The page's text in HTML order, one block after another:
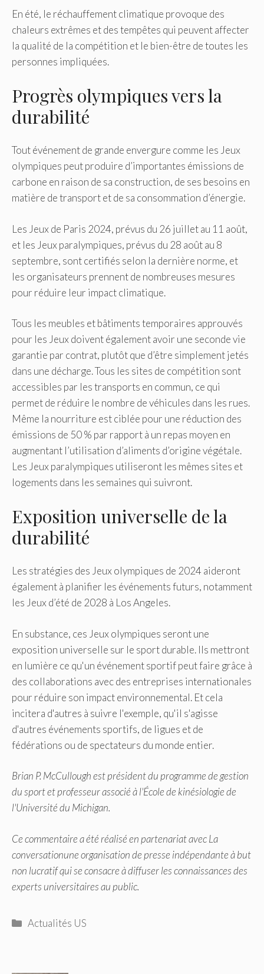
En été, le réchauffement climatique provoque des
chaleurs extrêmes et des tempêtes qui peuvent affecter
la qualité de la compétition et le bien-être de toutes les
personnes impliquées.
Progrès olympiques vers la
durabilité
Tout événement de grande envergure comme les Jeux
olympiques peut produire d’importantes émissions de
carbone en raison de sa construction, de ses besoins en
matière de transport et de sa consommation d’énergie.
Les Jeux de Paris 2024, prévus du 26 juillet au 11 août,
et les Jeux paralympiques, prévus du 28 août au 8
septembre, sont certifiés selon la dernière norme, et
les organisateurs prennent de nombreuses mesures
pour réduire leur impact climatique.
Tous les meubles et bâtiments temporaires approuvés
pour les Jeux doivent également avoir une seconde vie
garantie par contrat, plutôt que d’être simplement jetés
dans une décharge. Tous les sites de compétition sont
accessibles par les transports en commun, ce qui
permet de réduire le nombre de véhicules dans les rues.
Même la nourriture est ciblée pour une réduction des
émissions de 50 % par rapport à un repas moyen en
augmentant l’utilisation d’aliments d’origine végétale.
Les Jeux paralympiques utiliseront les mêmes sites et
logements dans les semaines qui suivront.
Exposition universelle de la
durabilité
Les stratégies des Jeux olympiques de 2024 aideront
également à planifier les événements futurs, notamment
les Jeux d’été de 2028 à Los Angeles.
En substance, ces Jeux olympiques seront une
exposition universelle sur le sport durable. Ils mettront
en lumière ce qu'un événement sportif peut faire grâce à
des collaborations avec des entreprises internationales
pour réduire son impact environnemental. Et cela
incitera d'autres à suivre l'exemple, qu'il s'agisse
d'autres événements sportifs, de ligues et de
fédérations ou de spectateurs du monde entier.
Brian P. McCullough est président du programme de gestion
du sport et professeur associé à l'École de kinésiologie de
l'Université du Michigan.
Ce commentaire a été réalisé en partenariat avecLa
conversationune organisation de presse indépendante à but
non lucratif qui se consacre à diffuser les connaissances des
experts universitaires au public.
Catégories
Actualités US